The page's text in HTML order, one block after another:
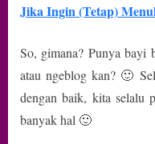
Jika Ingin (Tetap)
So, gimana? Punya bayi
atau ngeblog kan? 🙂
dengan baik, kita selalu
banyak hal 🙂